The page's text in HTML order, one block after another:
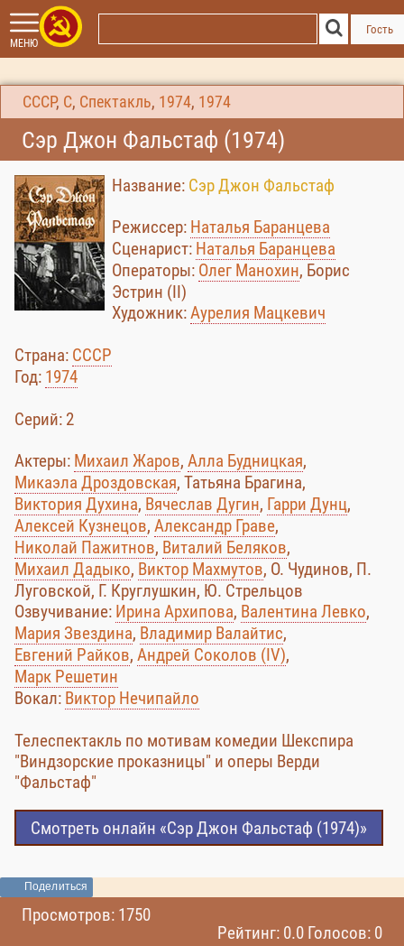
МЕНЮ
Гость
СССР, С, Спектакль, 1974, 1974
Сэр Джон Фальстаф (1974)
Название: Сэр Джон Фальстаф
Режиссер: Наталья Баранцева
Сценарист: Наталья Баранцева
Операторы: Олег Манохин, Борис
Эстрин (II)
Художник:Аурелия Мацкевич
Страна: СССР
Год: 1974
Cерий: 2
Актеры: Михаил Жаров, Алла Будницкая,
Микаэла Дроздовская, Татьяна Брагина,
Виктория Духина, Вячеслав Дугин, Гарри Дунц,
Алексей Кузнецов, Александр Граве,
Николай Пажитнов, Виталий Беляков,
Михаил Дадыко, Виктор Махмутов, О. Чудинов, П.
Луговской, Г. Круглушкин, Ю. Стрельцов
Озвучивание: Ирина Архипова, Валентина Левко,
Мария Звездина, Владимир Валайтис,
Евгений Райков, Андрей Соколов (IV),
Марк Решетин
Вокал: Виктор Нечипайло
Телеспектакль по мотивам комедии Шекспира
"Виндзорские проказницы" и оперы Верди
"Фальстаф"
Смотреть онлайн «Сэр Джон Фальстаф (1974)»
Поделиться
Просмотров: 1750
Рейтинг: 0.0 Голосов: 0